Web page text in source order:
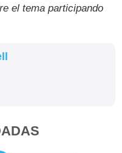
el tema participando